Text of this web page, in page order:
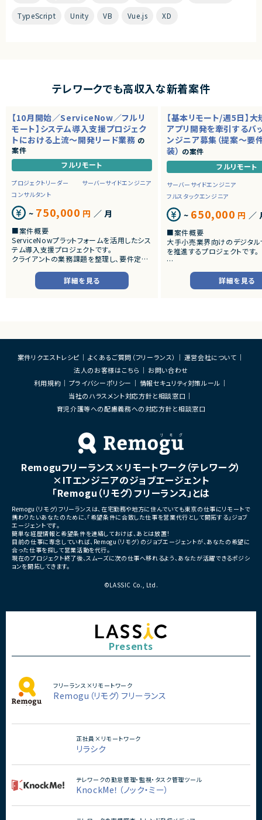
TypeScript Unity VB Vue.js XD
テレワークでも高収入な新着案件
【10月開始／ServiceNow／フルリ
モート】システム導入支援プロジェク
トにおける上流～開発リード業務 の
案件
フルリモート
プロジェクトリーダー
サーバーサイドエンジニア
コンサルタント
~ 750,000 円 ／ 月
■案件概要
ServiceNowプラットフォームを活用したシス
テム導入支援プロジェクトです。
クライアントの業務課題を整理し、要件定義
だきます。
・詳細設計書、テスト仕様書等のドキュメント
作成
・成果物レビューおよび品質管理
・開発メンバーへの技術支援、進捗管理
・少人数体制でのプロジェクト推進
プロジェクト拡大に伴う増員募集
詳細を見る
【基本リモート/週5日】
アプリ開発を牽引するバ
ンジニア募集（提案～要
装） の案件
フルリモート
サーバーサイドエンジニア
フルスタックエンジニア
~ 650,000 円 ／
■案件概要
大手小売業界向けのデジタ
を推進するプロジェクトです。
■プロダクトやサービスの概
・店舗向けスマホアプリおよ
システムの継続的なエンハ
・要件整理および要件定義支
・バックエンドシステムの設計
・コードレビューの実施
・リリース対応および品質向
・技術課題に対する検討、提
・ステークホルダーとの調整
ケーション
・サービスの継続的な機能拡
募集
■担当工程
・要件定義
・基本設計
・詳細設計
・テスト
・リリース対応
■その他補足
・全体約100名規模の大型プ
詳細を見る
案件リクエストレシピ よくあるご質問（フリーランス）
運営会社について
法人のお客様はこちら
お問い合わせ
利用規約
プライバシーポリシー
情報セキュリティ対策ルール
当社のハラスメント対応方針と相談窓口
育児介護等への配慮義務への対応方針と相談窓口
Remoguフリーランス×リモートワーク（テレワーク）
×ITエンジニアのジョブエージェント
「Remogu（リモグ）フリーランス」とは
Remogu（リモグ）フリーランスは、在宅勤務や地方に住んでいても東京の仕事にリモートで
携わりたいあなたのために、「希望条件に合致した仕事を営業代行として開拓する」ジョブ
エージェントです。
簡単な経歴情報と希望条件を連絡しておけば、あとは放置！
目前の仕事に専念していれば、Remogu（リモグ）のジョブエージェントが、あなたの希望に
合った仕事を探して営業活動を代行。
現在のプロジェクト終了後、スムーズに次の仕事へ移れるよう、あなたが活躍できるポジシ
ョンを開拓してきます。
©LASSIC Co., Ltd.
Presents
フリーランス×リモートワーク
Remogu（リモグ）フリーランス
正社員×リモートワーク
リラシク
テレワークの勤怠管理・監視・タスク管理ツール
KnockMe！（ノック・ミー）